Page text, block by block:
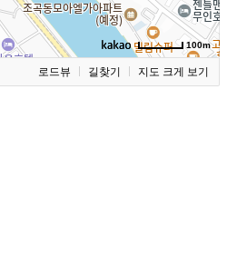
100m
로드뷰 길찾기 지도 크게 보기